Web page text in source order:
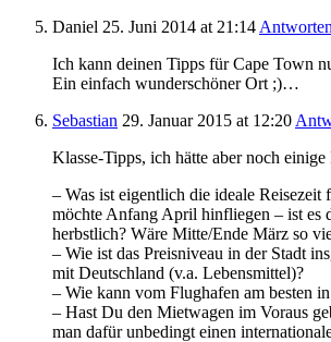
Daniel 25. Juni 2014 at 21:14 Antworten
Ich kann deinen Tipps für Cape Town
Ein einfach wunderschöner Ort ;)…
Sebastian 29. Januar 2015 at 12:20
Klasse-Tipps, ich hätte aber noch einige
– Was ist eigentlich die ideale Reisezeit
möchte Anfang April hinfliegen – ist es
herbstlich? Wäre Mitte/Ende März so
– Wie ist das Preisniveau in der Stadt
mit Deutschland (v.a. Lebensmittel)?
– Wie kann vom Flughafen am besten
– Hast Du den Mietwagen im Voraus
man dafür unbedingt einen